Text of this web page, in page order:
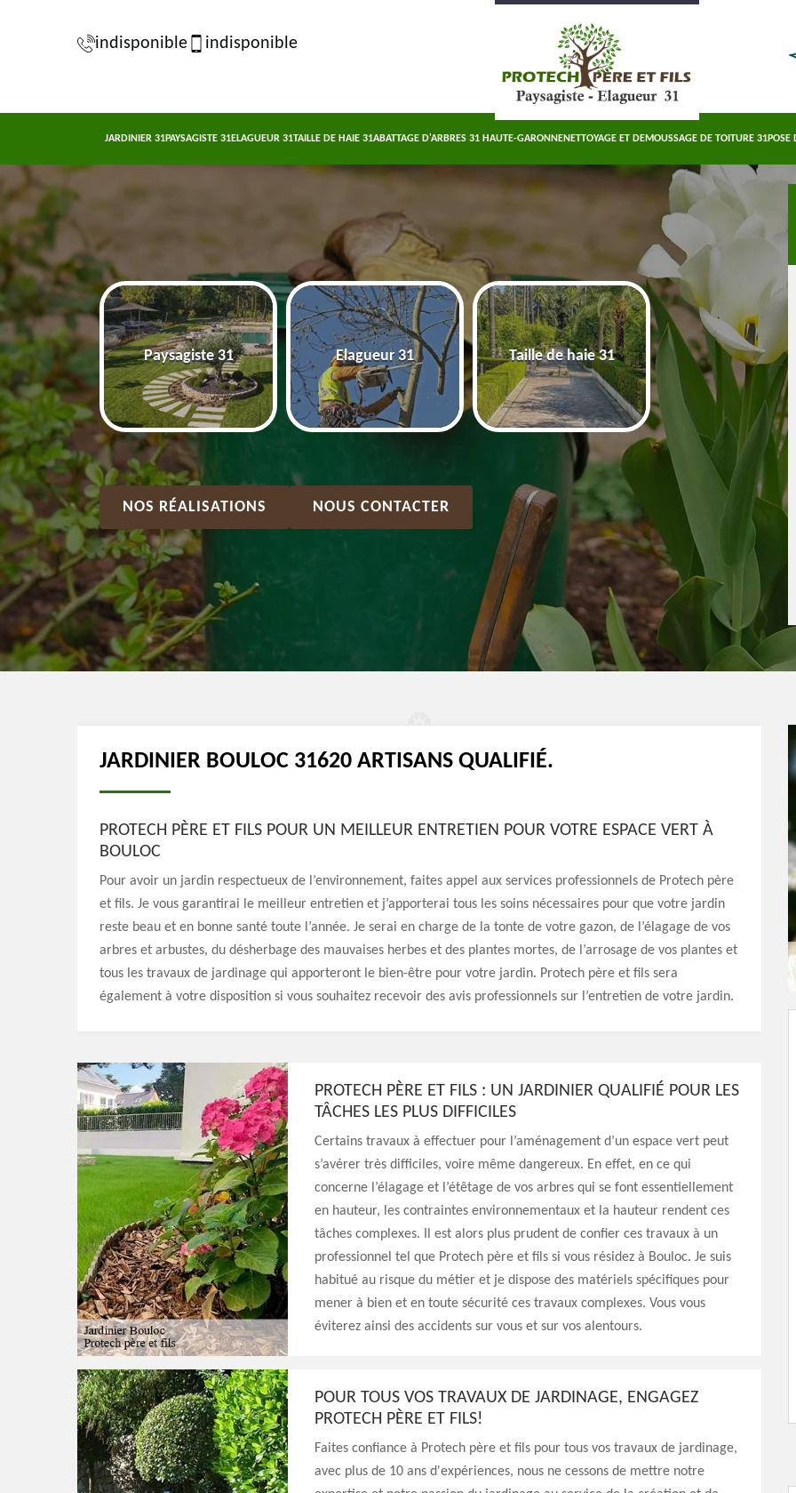
indisponible indisponible
JARDINIER 31PAYSAGISTE 31ELAGUEUR 31TAILLE DE HAIE 31ABATTAGE D'ARBRES 31 HAUTE-GARONNENETTOYAGE ET DEMOUSSAGE DE TOITURE 31POSE
31 Paysagiste 31 Elagueur 31 Taille de haie 31
Abattage d'arbres
Haute-Garonne
NOS RÉALISATIONS NOUS CONTACTER
JARDINIER BOULOC 31620 ARTISANS QUALIFIÉ.
PROTECH PÈRE ET FILS POUR UN MEILLEUR ENTRETIEN POUR VOTRE ESPACE VERT À
BOULOC
Pour avoir un jardin respectueux de l’environnement, faites appel aux services professionnels de Protech père
et fils. Je vous garantirai le meilleur entretien et j’apporterai tous les soins nécessaires pour que votre jardin
reste beau et en bonne santé toute l’année. Je serai en charge de la tonte de votre gazon, de l’élagage de vos
arbres et arbustes, du désherbage des mauvaises herbes et des plantes mortes, de l’arrosage de vos plantes et
tous les travaux de jardinage qui apporteront le bien-être pour votre jardin. Protech père et fils sera
également à votre disposition si vous souhaitez recevoir des avis professionnels sur l’entretien de votre jardin.
PROTECH PÈRE ET FILS : UN JARDINIER QUALIFIÉ POUR LES
TÂCHES LES PLUS DIFFICILES
Certains travaux à effectuer pour l’aménagement d’un espace vert peut
s’avérer très difficiles, voire même dangereux. En effet, en ce qui
concerne l’élagage et l’étêtage de vos arbres qui se font essentiellement
en hauteur, les contraintes environnementaux et la hauteur rendent ces
tâches complexes. Il est alors plus prudent de confier ces travaux à un
professionnel tel que Protech père et fils si vous résidez à Bouloc. Je suis
habitué au risque du métier et je dispose des matériels spécifiques pour
mener à bien et en toute sécurité ces travaux complexes. Vous vous
éviterez ainsi des accidents sur vous et sur vos alentours.
POUR TOUS VOS TRAVAUX DE JARDINAGE, ENGAGEZ
PROTECH PÈRE ET FILS!
Faites confiance à Protech père et fils pour tous vos travaux de jardinage,
avec plus de 10 ans d'expériences, nous ne cessons de mettre notre